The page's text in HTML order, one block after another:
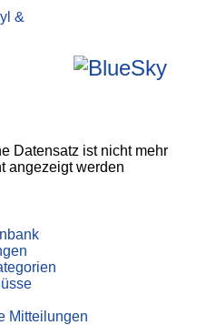
Datensatz ist nicht mehr
angezeigt werden
Mitteilungen